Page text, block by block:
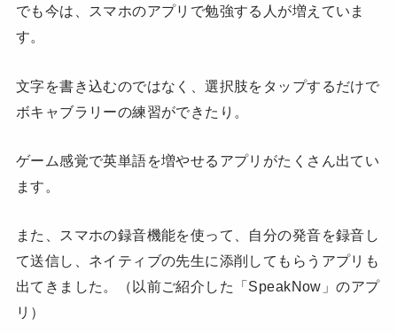
でも今は、スマホのアプリで勉強する人が増えていま
す。
文字を書き込むのではなく、選択肢をタップするだけで
ボキャブラリーの練習ができたり。
ゲーム感覚で英単語を増やせるアプリがたくさん出てい
ます。
また、スマホの録音機能を使って、自分の発音を録音し
て送信し、ネイティブの先生に添削してもらうアプリも
出てきました。（以前ご紹介した「SpeakNow」のアプ
リ）